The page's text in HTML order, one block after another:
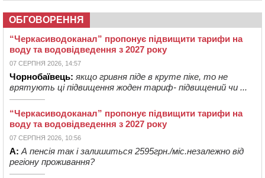
ОБГОВОРЕННЯ
“Черкасиводоканал” пропонує підвищити тарифи на
воду та водовідведення з 2027 року
07 СЕРПНЯ 2026, 14:57
Чорнобаївець: якщо гривня піде в круте піке, то не
врятують ці підвищення жоден тариф- підвищений чи ...
“Черкасиводоканал” пропонує підвищити тарифи на
воду та водовідведення з 2027 року
07 СЕРПНЯ 2026, 10:56
А: А пенсія так і залишиться 2595грн./міс.незалежно від
регіону проживання?